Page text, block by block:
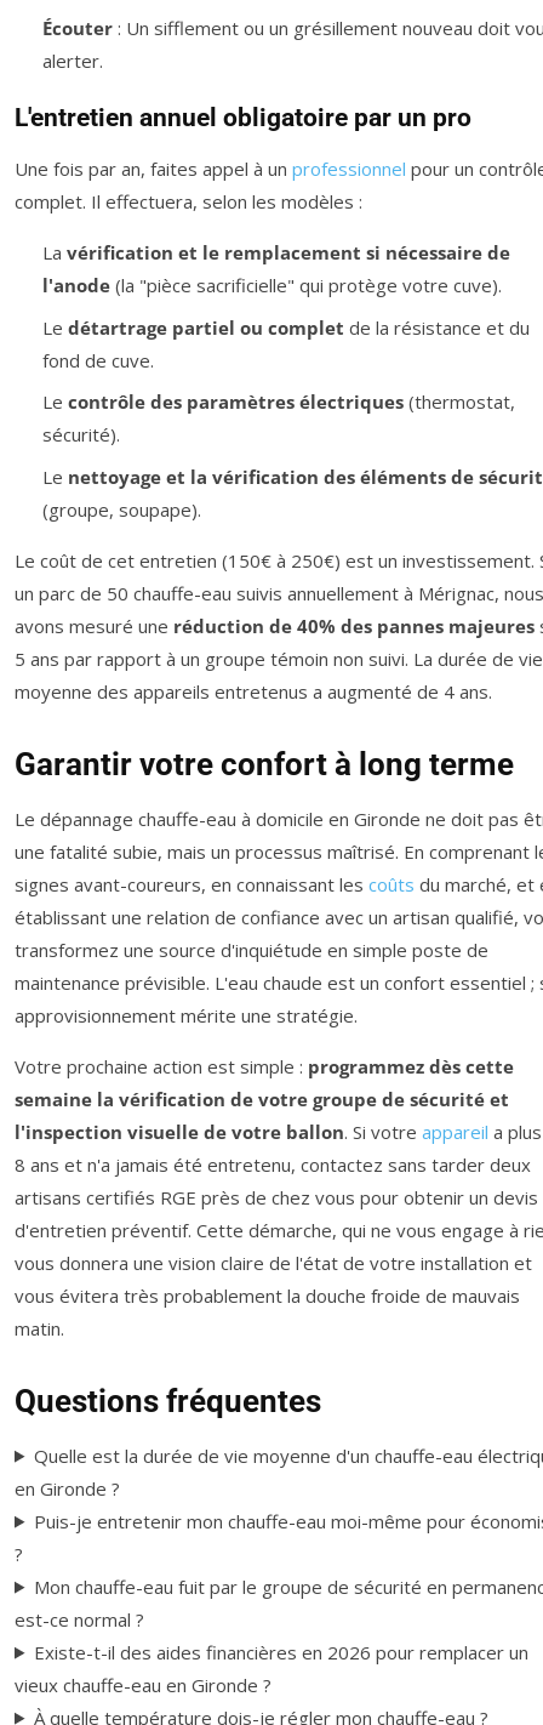
Écouter: Un sifflement ou un grésillement nouveau doit
alerter.
L'entretien annuel obligatoire par un pro
Une fois par an, faites appel à un professionnel pour un
complet. Il effectuera, selon les modèles :
La vérification et le remplacement si nécessaire de
l'anode(la "pièce sacrificielle" qui protège votre cuve).
Le détartrage partiel ou complet de la résistance et du
fond de cuve.
Le contrôle des paramètres électriques(thermostat,
sécurité).
Le nettoyage et la vérification des éléments de
(groupe, soupape).
Le coût de cet entretien (150€ à 250€) est un investissement.
un parc de 50 chauffe-eau suivis annuellement à Mérignac, nous
avons mesuré une réduction de 40% des pannes majeures
5 ans par rapport à un groupe témoin non suivi. La durée de vie
moyenne des appareils entretenus a augmenté de 4 ans.
Garantir votre confort à long terme
Le dépannage chauffe-eau à domicile en Gironde ne doit pas
une fatalité subie, mais un processus maîtrisé. En comprenant
signes avant-coureurs, en connaissant les coûts du marché, et
établissant une relation de confiance avec un artisan qualifié,
transformez une source d'inquiétude en simple poste de
maintenance prévisible. L'eau chaude est un confort essentiel ;
approvisionnement mérite une stratégie.
Votre prochaine action est simple : programmez dès cette
semaine la vérification de votre groupe de sécurité et
l'inspection visuelle de votre ballon. Si votre appareil a
8 ans et n'a jamais été entretenu, contactez sans tarder deux
artisans certifiés RGE près de chez vous pour obtenir un devis
d'entretien préventif. Cette démarche, qui ne vous engage à
vous donnera une vision claire de l'état de votre installation et
vous évitera très probablement la douche froide de mauvais
matin.
Questions fréquentes
Quelle est la durée de vie moyenne d'un chauffe-eau
en Gironde ?
Puis-je entretenir mon chauffe-eau moi-même pour
?
Mon chauffe-eau fuit par le groupe de sécurité en
est-ce normal ?
Existe-t-il des aides financières en 2026 pour remplacer un
vieux chauffe-eau en Gironde ?
À quelle température dois-je régler mon chauffe-eau ?